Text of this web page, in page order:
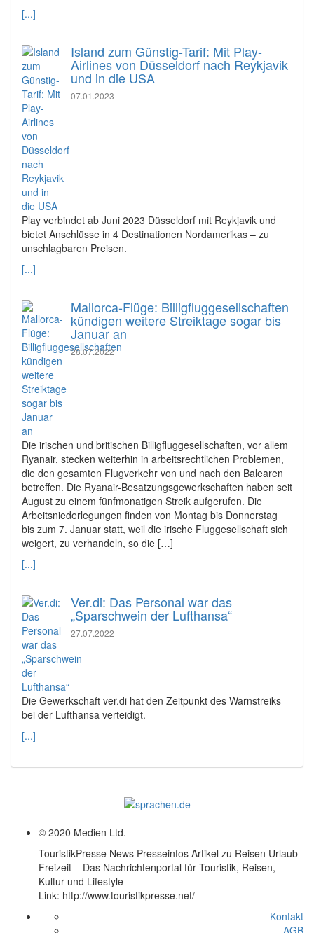
[...]
Island zum Günstig-Tarif: Mit Play-
Airlines von Düsseldorf nach Reykjavik
und in die USA
07.01.2023
Play verbindet ab Juni 2023 Düsseldorf mit Reykjavik und
bietet Anschlüsse in 4 Destinationen Nordamerikas – zu
unschlagbaren Preisen.
[...]
Mallorca-Flüge: Billigfluggesellschaften
kündigen weitere Streiktage sogar bis
Januar an
28.07.2022
Die irischen und britischen Billigfluggesellschaften, vor allem
Ryanair, stecken weiterhin in arbeitsrechtlichen Problemen,
die den gesamten Flugverkehr von und nach den Balearen
betreffen. Die Ryanair-Besatzungsgewerkschaften haben seit
August zu einem fünfmonatigen Streik aufgerufen. Die
Arbeitsniederlegungen finden von Montag bis Donnerstag
bis zum 7. Januar statt, weil die irische Fluggesellschaft sich
weigert, zu verhandeln, so die […]
[...]
Ver.di: Das Personal war das
„Sparschwein der Lufthansa“
27.07.2022
Die Gewerkschaft ver.di hat den Zeitpunkt des Warnstreiks
bei der Lufthansa verteidigt.
[...]
© 2020 Medien Ltd.
TouristikPresse News Presseinfos Artikel zu Reisen Urlaub
Freizeit – Das Nachrichtenportal für Touristik, Reisen,
Kultur und Lifestyle
Link: http://www.touristikpresse.net/
Kontakt